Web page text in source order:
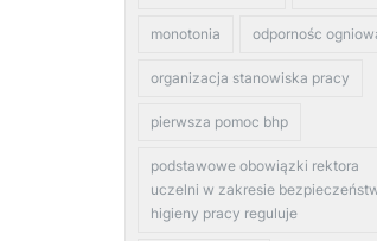
monotonia odpornośc
organizacja stanowiska pracy
pierwsza pomoc bhp
podstawowe obowiązki rektora
uczelni w zakresie
higieny pracy reguluje